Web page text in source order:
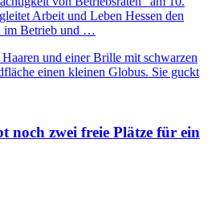
Arbeit und Leben Hessen den
im Betrieb und …
noch zwei freie Plätze für ein